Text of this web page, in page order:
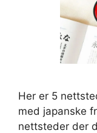
Her er 5
med japanske
nettsteder der